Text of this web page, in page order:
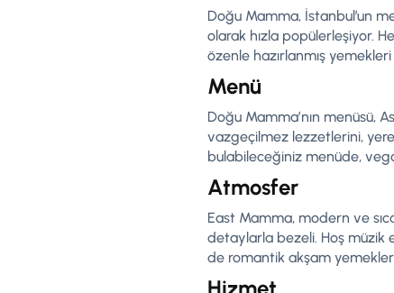
Doğu Mamma, İstanbul’un
olarak hızla popülerleşiyor.
özenle hazırlanmış
Menü
Doğu Mamma’nın menüsü,
vazgeçilmez lezzetlerini,
bulabileceğiniz menüde,
Atmosfer
East Mamma, modern ve
detaylarla bezeli. Hoş müzik
de romantik akşam